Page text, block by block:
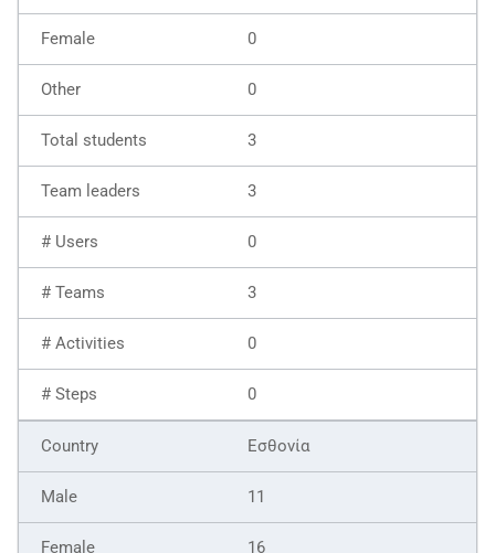
0
0
3
3
0
3
0
0
Εσθονία
11
16